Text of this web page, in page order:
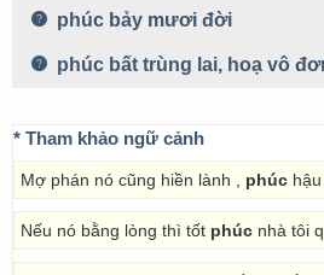
phúc bảy mươi đời
phúc bất trùng lai, hoạ vô
* Tham khảo ngữ cảnh
Mợ phán nó cũng hiền lành , phúc
Nếu nó bằng lòng thì tốt phúc nhà tôi